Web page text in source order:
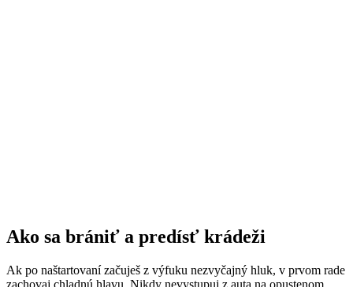
Ako sa brániť a predísť krádeži
Ak po naštartovaní začuješ z výfuku nezvyčajný hluk, v prvom rade
zachovaj chladnú hlavu. Nikdy nevystupuj z auta na opustenom